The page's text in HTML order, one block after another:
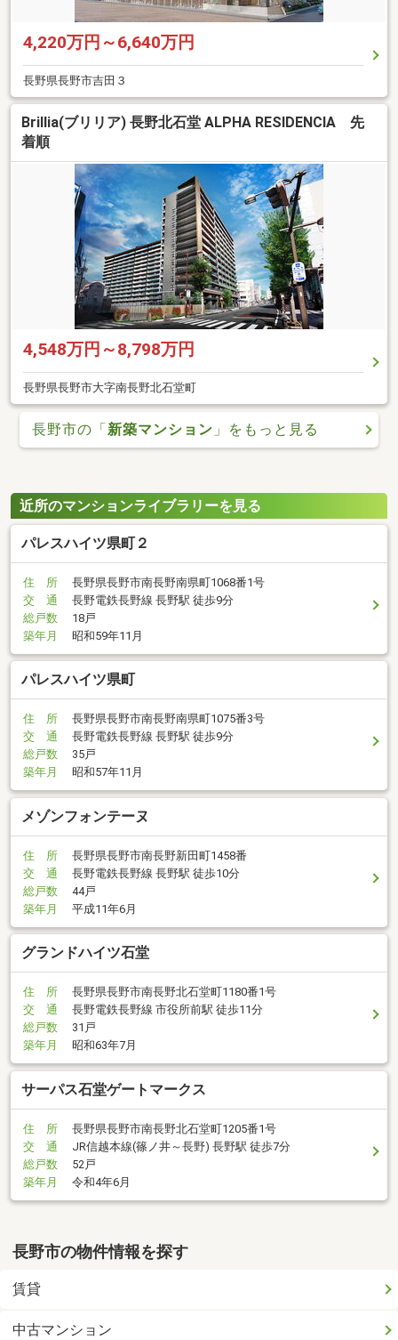
4,220万円～6,640万円
長野県長野市吉田３
Brillia(ブリリア) 長野北石堂 ALPHA RESIDENCIA 先
着順
4,548万円～8,798万円
長野県長野市大字南長野北石堂町
長野市の「新築マンション 」をもっと見る
近所のマンションライブラリーを見る
パレスハイツ県町２
住 所
長野県長野市南長野南県町1068番1号
交 通
長野電鉄長野線 長野駅 徒歩9分
総戸数
18戸
築年月
昭和59年11月
パレスハイツ県町
住 所
長野県長野市南長野南県町1075番3号
交 通
長野電鉄長野線 長野駅 徒歩9分
総戸数
35戸
築年月
昭和57年11月
メゾンフォンテーヌ
住 所
長野県長野市南長野新田町1458番
交 通
長野電鉄長野線 長野駅 徒歩10分
総戸数
44戸
築年月
平成11年6月
グランドハイツ石堂
住 所
長野県長野市南長野北石堂町1180番1号
交 通
長野電鉄長野線 市役所前駅 徒歩11分
総戸数
31戸
築年月
昭和63年7月
サーパス石堂ゲートマークス
住 所
長野県長野市南長野北石堂町1205番1号
交 通
JR信越本線(篠ノ井～長野) 長野駅 徒歩7分
総戸数
52戸
築年月
令和4年6月
長野市の物件情報を探す
賃貸
中古マンション